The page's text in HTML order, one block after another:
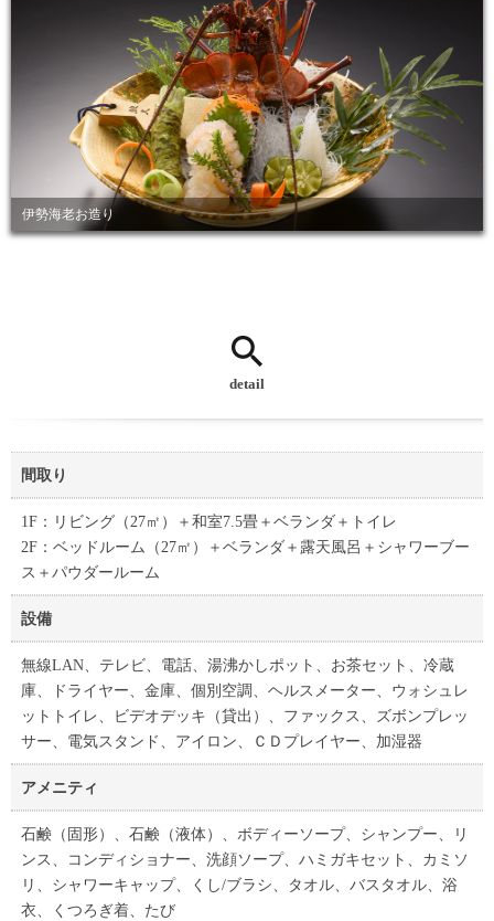
伊勢海老お造り
detail
間取り
1F：リビング（27㎡）＋和室7.5畳＋ベランダ＋トイレ
2F：ベッドルーム（27㎡）＋ベランダ＋露天風呂＋シャワーブー
ス＋パウダールーム
設備
無線LAN、テレビ、電話、湯沸かしポット、お茶セット、冷蔵
庫、ドライヤー、金庫、個別空調、ヘルスメーター、ウォシュレ
ットトイレ、ビデオデッキ（貸出）、ファックス、ズボンプレッ
サー、電気スタンド、アイロン、ＣＤプレイヤー、加湿器
アメニティ
石鹸（固形）、石鹸（液体）、ボディーソープ、シャンプー、リ
ンス、コンディショナー、洗顔ソープ、ハミガキセット、カミソ
リ、シャワーキャップ、くし/ブラシ、タオル、バスタオル、浴
衣、くつろぎ着、たび